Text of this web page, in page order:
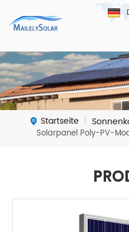
Startseite |
Solarpanel Poly-PV-